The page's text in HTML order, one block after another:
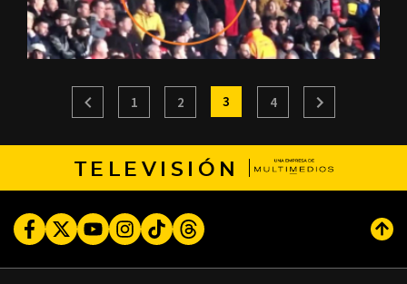
1 2 3 4
TELEVISIÓN
FacebookTwitterYoutubeInstagram
TikTokThreads